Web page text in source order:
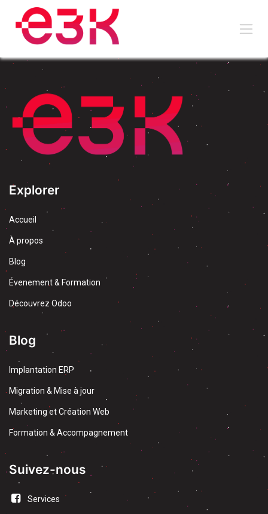
Se rendre au contenu
Suivez-nous
Services
Blog
Implantation ERP
Migration & Mise à jour
Marketing et Création Web
Formation & Accompagnement
Explorer
Accueil
À propos
Blog
Évenement & Formation
Découvrez Odoo